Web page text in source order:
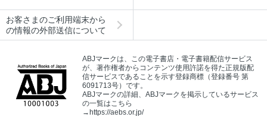
お客さまのご利用端末から
の情報の外部送信について
ABJマークは、この電子書店・電子書籍配信サービス
が、著作権者からコンテンツ使用許諾を得た正規版配
信サービスであることを示す登録商標（登録番号 第
6091713号）です。
ABJマークの詳細、ABJマークを掲示しているサービス
の一覧はこちら
→https://aebs.or.jp/